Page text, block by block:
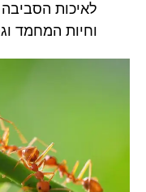
לאיכות
וחיות המחמד